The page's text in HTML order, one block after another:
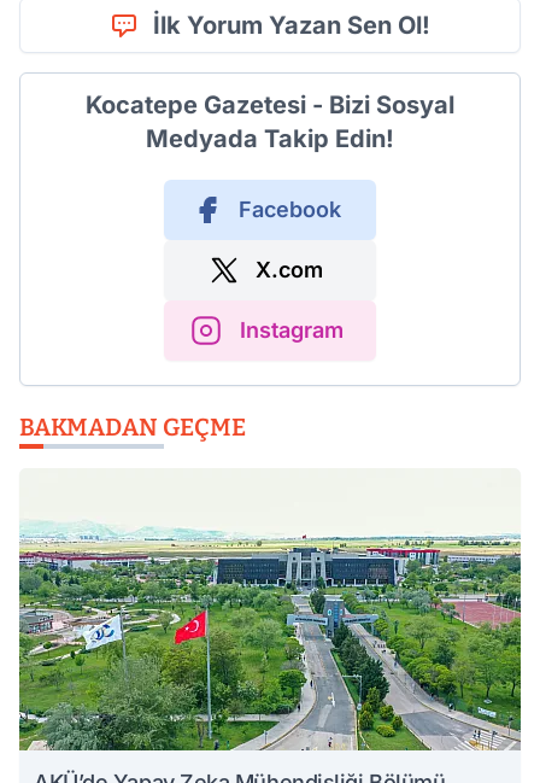
İlk Yorum Yazan Sen Ol!
Kocatepe Gazetesi - Bizi Sosyal
Medyada Takip Edin!
Facebook
X.com
Instagram
BAKMADAN GEÇME